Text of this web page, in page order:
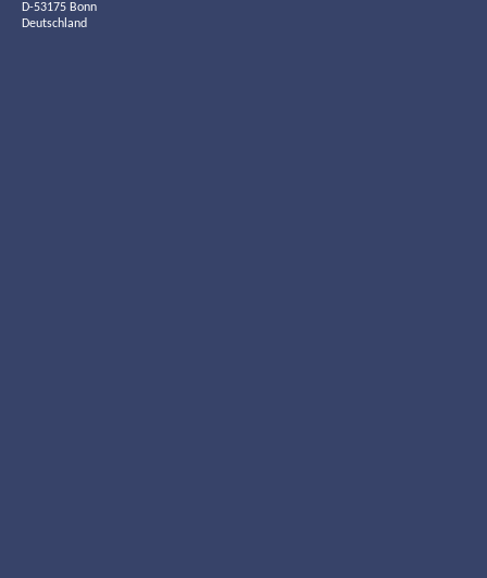
D-53175 Bonn
Deutschland